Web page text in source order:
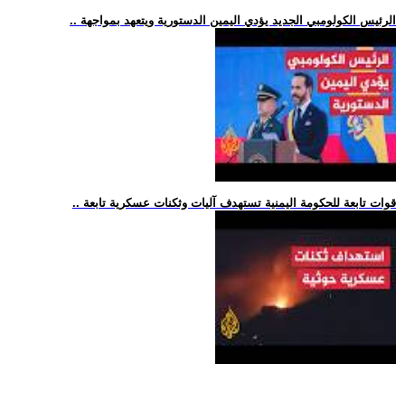
.. الرئيس الكولومبي الجديد يؤدي اليمين الدستورية ويتعهد بمواجهة
.. قوات تابعة للحكومة اليمنية تستهدف آليات وثكنات عسكرية تابعة